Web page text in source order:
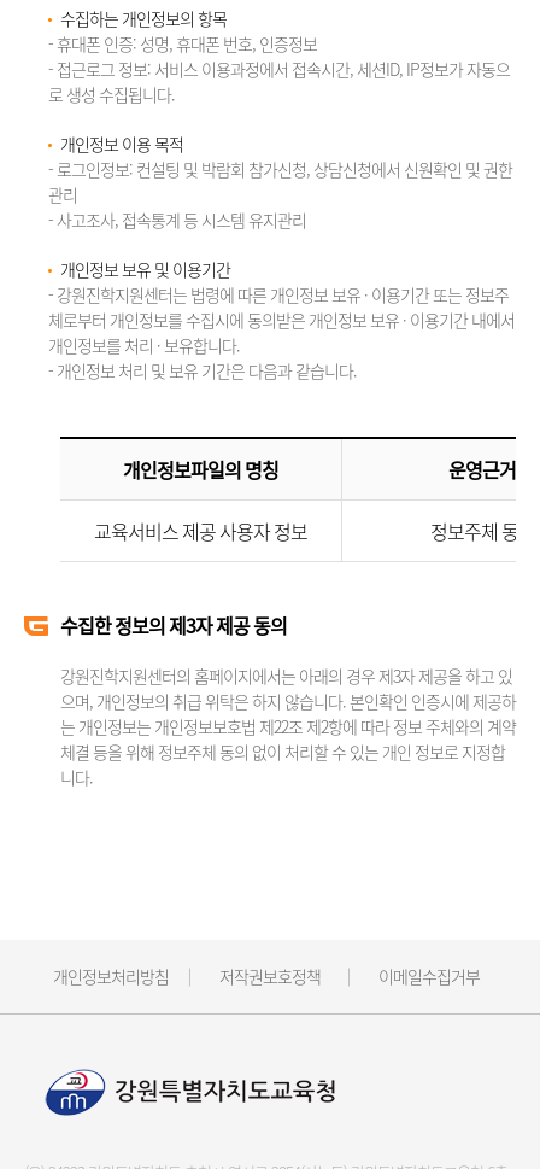
수집하는 개인정보의 항목
- 휴대폰 인증: 성명, 휴대폰 번호, 인증정보
- 접근로그 정보: 서비스 이용과정에서 접속시간, 세션ID, IP정보가 자동으
로 생성 수집됩니다.
개인정보 이용 목적
- 로그인정보: 컨설팅 및 박람회 참가신청, 상담신청에서 신원확인 및 권한
관리
- 사고조사, 접속통계 등 시스템 유지관리
개인정보 보유 및 이용기간
- 강원진학지원센터는 법령에 따른 개인정보 보유 · 이용기간 또는 정보주
체로부터 개인정보를 수집시에 동의받은 개인정보 보유 · 이용기간 내에서
개인정보를 처리 · 보유합니다.
- 개인정보 처리 및 보유 기간은 다음과 같습니다.
개인정보파일의 명칭 운영근거
교육서비스 제공 사용자 정보 정보주체 동의
수집한 정보의 제3자 제공 동의
강원진학지원센터의 홈페이지에서는 아래의 경우 제3자 제공을 하고 있
으며, 개인정보의 취급 위탁은 하지 않습니다. 본인확인 인증시에 제공하
는 개인정보는 개인정보보호법 제22조 제2항에 따라 정보 주체와의 계약
체결 등을 위해 정보주체 동의 없이 처리할 수 있는 개인 정보로 지정합
니다.
개인정보처리방침 저작권보호정책 이메일수집거부